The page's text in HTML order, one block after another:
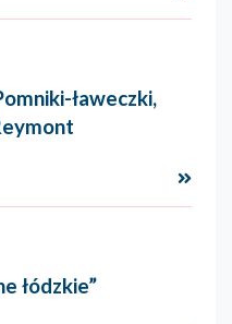
ławeczki,
łódzkie”